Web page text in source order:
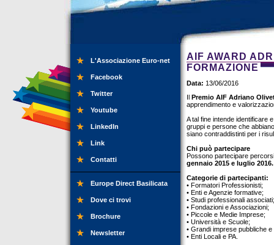
L'Associazione Euro-net
Facebook
Twitter
Youtube
LinkedIn
Link
Contatti
Europe Direct Basilicata
Dove ci trovi
Brochure
Newsletter
AIF AWARD
FORMAZIONE
Data: 13/06/2016
Il Premio AIF Adriano
apprendimento e
A tal fine intende identificare
gruppi e persone che
siano contraddistinti per i
Chi può partecipare
Possono partecipare
gennaio 2015 e luglio 2016.
Categorie di partecipanti:
• Formatori Professionisti;
• Enti e Agenzie formative;
• Studi professionali associati;
• Fondazioni e Associazioni;
• Piccole e Medie Imprese;
• Università e Scuole;
• Grandi imprese pubbliche
• Enti Locali e PA.